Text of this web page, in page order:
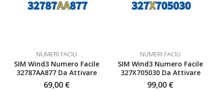
NUMERI FACILI
SIM Wind3 Numero Facile
32787AA877 Da Attivare
69,00 €
NUMERI FACILI
SIM Wind3 Numero Facile
327X705030 Da Attivare
99,00 €